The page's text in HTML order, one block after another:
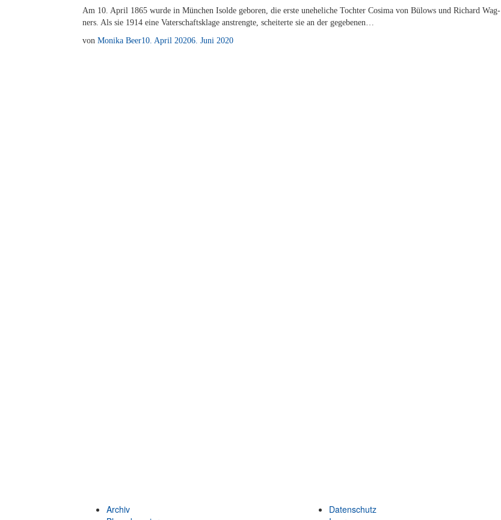
Am 10. April 1865 wur­de in Mün­chen Isol­de ge­bo­ren, die ers­te un­ehe­li­che Toch­ter Co­si­ma von Bülows und Ri­chard Wag­
ners. Als sie 1914 eine Va­ter­schafts­kla­ge an­streng­te, schei­ter­te sie an der gegebenen…
von Monika Beer10. April 20206. Juni 2020
Archiv
Datenschutz